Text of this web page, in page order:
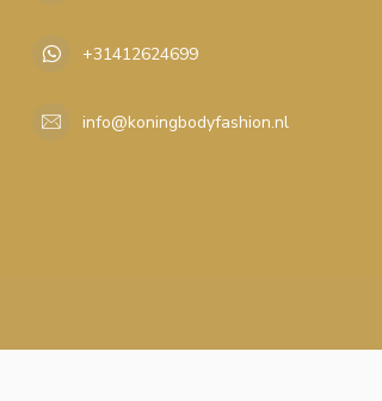
+31412624699
info@koningbodyfashion.nl